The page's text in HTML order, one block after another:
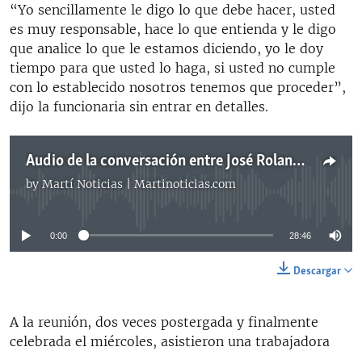
“Yo sencillamente le digo lo que debe hacer, usted
es muy responsable, hace lo que entienda y le digo
que analice lo que le estamos diciendo, yo le doy
tiempo para que usted lo haga, si usted no cumple
con lo establecido nosotros tenemos que proceder”,
dijo la funcionaria sin entrar en detalles.
Audio de la conversación entre José Rolando Casares y la jefa del tribunal municipal de San Juan y Martínez.
by Martí Noticias | Martinoticias.com
No media source currently available
0:00 28:46
Descargar
A la reunión, dos veces postergada y finalmente
celebrada el miércoles, asistieron una trabajadora